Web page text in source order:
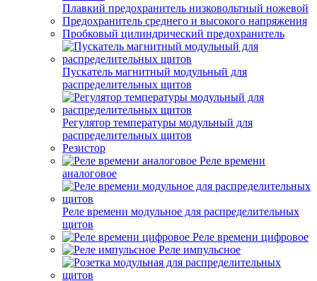
Плавкий предохранитель низковольтный ножевой
Предохранитель среднего и высокого напряжения
Пробковый цилиндрический предохранитель
Пускатель магнитный модульный для
распределительных щитов
Регулятор температуры модульный для
распределительных щитов
Резистор
Реле времени
аналоговое
Реле времени модульное для распределительных
щитов
Реле времени цифровое
Реле импульсное